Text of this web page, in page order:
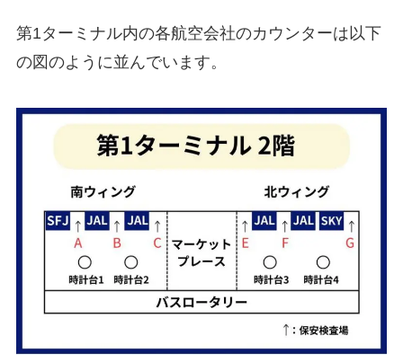
第1ターミナル内の各航空会社のカウンターは以下
の図のように並んでいます。